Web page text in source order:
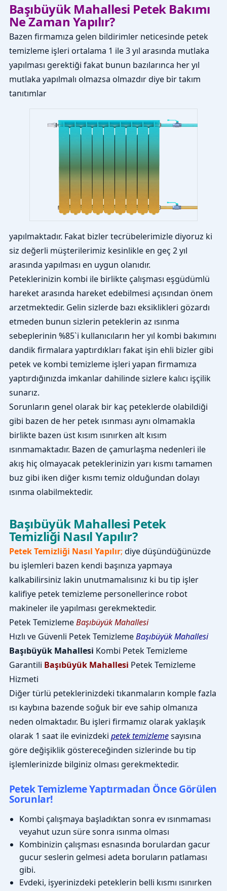
Başıbüyük Mahallesi Petek Bakımı
Ne Zaman Yapılır?
Bazen firmamıza gelen bildirimler neticesinde petek
temizleme işleri ortalama 1 ile 3 yıl arasında mutlaka
yapılması gerektiği fakat bunun bazılarınca her yıl
mutlaka yapılmalı olmazsa olmazdır diye bir takım
tanıtımlar
yapılmaktadır. Fakat bizler tecrübelerimizle diyoruz ki
siz değerli müşterilerimiz kesinlikle en geç 2 yıl
arasında yapılması en uygun olanıdır.
Peteklerinizin kombi ile birlikte çalışması eşgüdümlü
hareket arasında hareket edebilmesi açısından önem
arzetmektedir. Gelin sizlerde bazı eksiklikleri gözardı
etmeden bunun sizlerin peteklerin az ısınma
sebeplerinin %85`i kullanıcıların her yıl kombi bakımını
dandik firmalara yaptırdıkları fakat işin ehli bizler gibi
petek ve kombi temizleme işleri yapan firmamıza
yaptırdığınızda imkanlar dahilinde sizlere kalıcı işçilik
sunarız.
Sorunların genel olarak bir kaç peteklerde olabildiği
gibi bazen de her petek ısınması aynı olmamakla
birlikte bazen üst kısım ısınırken alt kısım
ısınmamaktadır. Bazen de çamurlaşma nedenleri ile
akış hiç olmayacak peteklerinizin yarı kısmı tamamen
buz gibi iken diğer kısmı temiz olduğundan dolayı
ısınma olabilmektedir.
Başıbüyük Mahallesi Petek
Temizliği Nasıl Yapılır?
Petek Temizliği Nasıl Yapılır; diye düşündüğünüzde
bu işlemleri bazen kendi başınıza yapmaya
kalkabilirsiniz lakin unutmamalısınız ki bu tip işler
kalifiye petek temizleme personellerince robot
makineler ile yapılması gerekmektedir.
Petek TemizlemeBaşıbüyük Mahallesi
Hızlı ve Güvenli Petek TemizlemeBaşıbüyük Mahallesi
Başıbüyük Mahallesi Kombi Petek Temizleme
Garantili Başıbüyük Mahallesi Petek Temizleme
Hizmeti
Diğer türlü peteklerinizdeki tıkanmaların komple fazla
ısı kaybına bazende soğuk bir eve sahip olmanıza
neden olmaktadır. Bu işleri firmamız olarak yaklaşık
olarak 1 saat ile evinizdeki petek temizlemesayısına
göre değişiklik göstereceğinden sizlerinde bu tip
işlemlerinizde bilginiz olması gerekmektedir.
Petek Temizleme Yaptırmadan Önce Görülen
Sorunlar!
Kombi çalışmaya başladıktan sonra ev ısınmaması
veyahut uzun süre sonra ısınma olması
Kombinizin çalışması esnasında borulardan gacur
gucur seslerin gelmesi adeta boruların patlaması
gibi.
Evdeki, işyerinizdeki peteklerin belli kısmı ısınırken